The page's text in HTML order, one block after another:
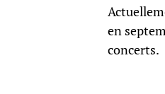
en
concerts.